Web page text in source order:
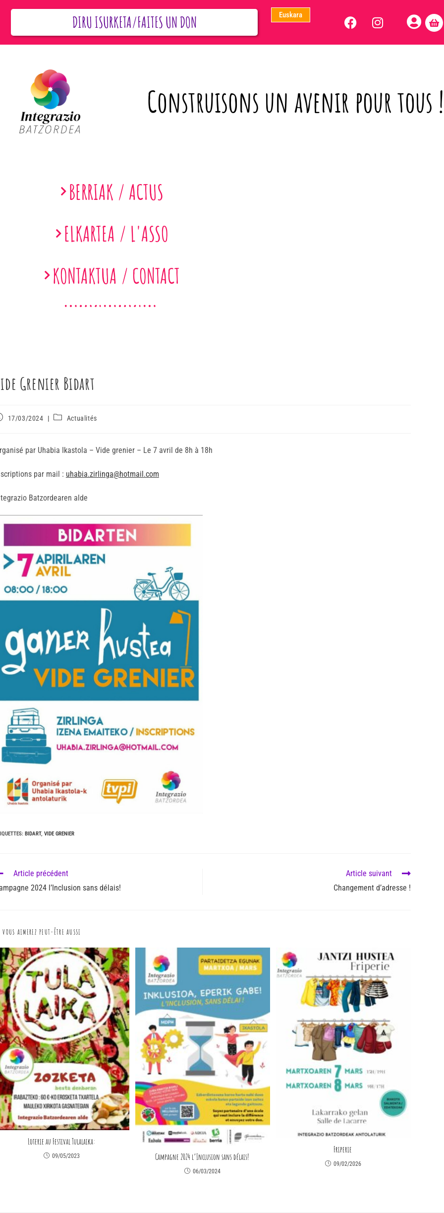
DIRU ISURKETA/FAITES UN DON Euskara
Construisons un avenir pour tous !
BERRIAK / ACTUS
ELKARTEA / L'ASSO
KONTAKTUA / CONTACT
Grenier Bidart
17/03/2024 Actualités
par Uhabia Ikastola – Vide grenier – Le 7 avril de 8h à 18h
par mail : uhabia.zirlinga@hotmail.com
Batzordearen alde
: BIDART, VIDE GRENIER
Article précédent
2024 l’Inclusion sans délais!
Article suivant
Changement d’adresse !
VOUS AIMEREZ PEUT-ÊTRE AUSSI
Loterie au Festival Tulalaika:
09/05/2023 Campagne 2024 l’Inclusion sans délais!
06/03/2024
Friperie
09/02/2026